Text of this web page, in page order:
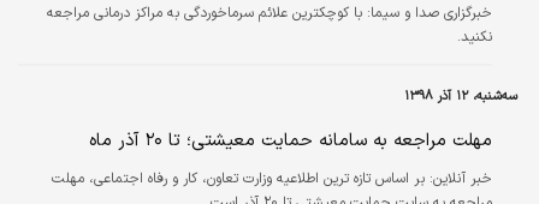
خبرگزاری صدا و سیما: با کوچکترین علائم سرماخوردگی به مراکز درمانی مراجعه
نکنید.
سه‌شنبه، ۱۲ آذر ۱۳۹۸
مهلت مراجعه به سامانه حمایت معیشتی؛ تا ۲۰ آذر ماه
خبر آنلاین: بر اساس تازه ترین اطلاعیه وزارت تعاون، کار و رفاه اجتماعی، مهلت